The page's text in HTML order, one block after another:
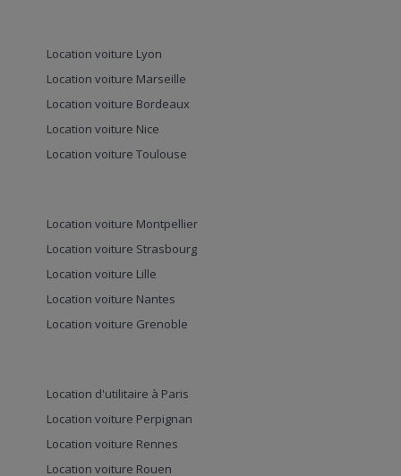
Location voiture Lyon
Location voiture Marseille
Location voiture Bordeaux
Location voiture Nice
Location voiture Toulouse
Location voiture Montpellier
Location voiture Strasbourg
Location voiture Lille
Location voiture Nantes
Location voiture Grenoble
Location d'utilitaire à Paris
Location voiture Perpignan
Location voiture Rennes
Location voiture Rouen